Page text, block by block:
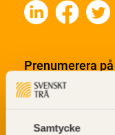
Samtycke
Prenumerera